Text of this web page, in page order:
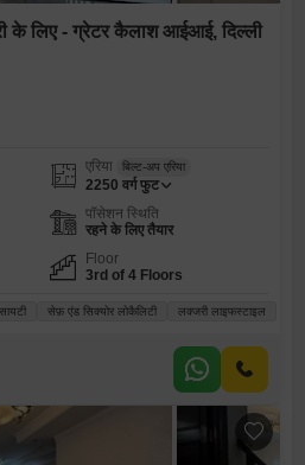
के लिए - ग्रेटर कैलाश आईआई, दिल्ली
एरिया बिल्ट-अप एरिया
2250 वर्ग फुट
पॉसेशन स्थिति
रहने के लिए तैयार
Floor
3rd of 4 Floors
सेफ़ एंड सिक्योर लोकैलिटी लक्जरी लाइफस्टाइल